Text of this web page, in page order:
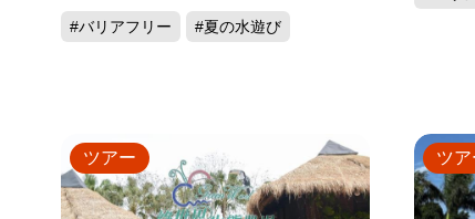
#バリアフリー #夏の水遊び
ツアー ツア